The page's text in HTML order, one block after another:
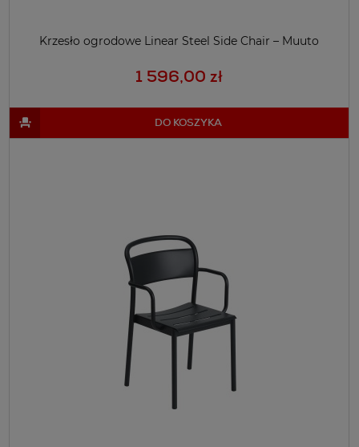
Krzesło ogrodowe Linear Steel Side Chair – Muuto
1 596,00 zł
DO KOSZYKA